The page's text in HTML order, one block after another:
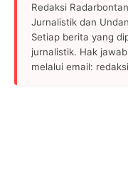
Redaksi
Jurnalistik dan
Setiap berita yang
jurnalistik. Hak
melalui email: